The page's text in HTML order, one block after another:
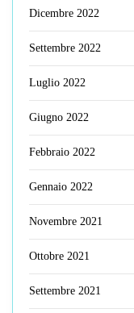
Dicembre 2022
Settembre 2022
Luglio 2022
Giugno 2022
Febbraio 2022
Gennaio 2022
Novembre 2021
Ottobre 2021
Settembre 2021